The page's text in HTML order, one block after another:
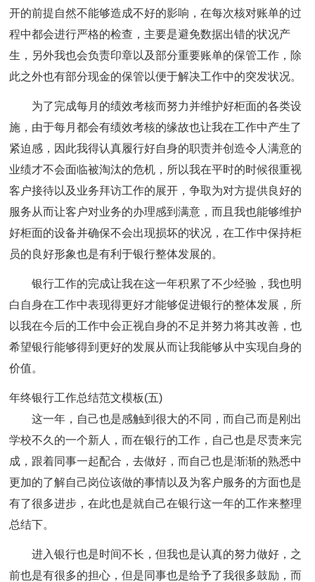
开的前提自然不能够造成不好的影响，在每次核对账单的过
程中都会进行严格的检查，主要是避免数据出错的状况产
生，另外我也会负责印章以及部分重要账单的保管工作，除
此之外也有部分现金的保管以便于解决工作中的突发状况。
为了完成每月的绩效考核而努力并维护好柜面的各类设
施，由于每月都会有绩效考核的缘故也让我在工作中产生了
紧迫感，因此我得认真履行好自身的职责并创造令人满意的
业绩才不会面临被淘汰的危机，所以我在平时的时候很重视
客户接待以及业务拜访工作的展开，争取为对方提供良好的
服务从而让客户对业务的办理感到满意，而且我也能够维护
好柜面的设备并确保不会出现损坏的状况，在工作中保持柜
员的良好形象也是有利于银行整体发展的。
银行工作的完成让我在这一年积累了不少经验，我也明
白自身在工作中表现得更好才能够促进银行的整体发展，所
以我在今后的工作中会正视自身的不足并努力将其改善，也
希望银行能够得到更好的发展从而让我能够从中实现自身的
价值。
年终银行工作总结范文模板(五)
这一年，自己也是感触到很大的不同，而自己而是刚出
学校不久的一个新人，而在银行的工作，自己也是尽责来完
成，跟着同事一起配合，去做好，而自己也是渐渐的熟悉中
更加的了解自己岗位该做的事情以及为客户服务的方面也是
有了很多进步，在此也是就自己在银行这一年的工作来整理
总结下。
进入银行也是时间不长，但我也是认真的努力做好，之
前也是有很多的担心，但是同事也是给予了我很多鼓励，而